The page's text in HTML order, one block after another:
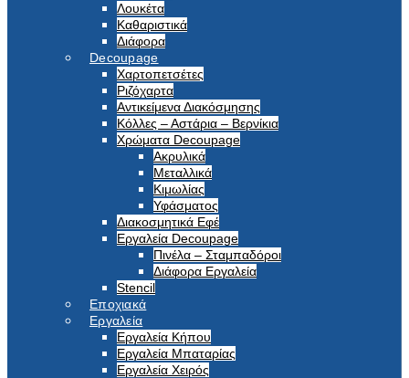
Λουκέτα
Καθαριστικά
Διάφορα
Decoupage
Χαρτοπετσέτες
Ριζόχαρτα
Αντικείμενα Διακόσμησης
Κόλλες – Αστάρια – Βερνίκια
Χρώματα Decoupage
Ακρυλικά
Μεταλλικά
Κιμωλίας
Υφάσματος
Διακοσμητικά Εφέ
Εργαλεία Decoupage
Πινέλα – Σταμπαδόροι
Διάφορα Εργαλεία
Stencil
Εποχιακά
Εργαλεία
Εργαλεία Κήπου
Εργαλεία Μπαταρίας
Εργαλεία Χειρός